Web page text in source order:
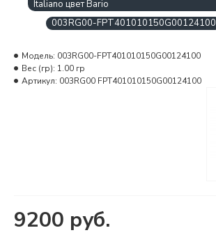
Italiano цвет Bario
003RG00-FPT401010150G00124100
9200 руб.
Модель: 003RG00-FPT401010150G00124100
Вес (гр): 1.00 гр
Артикул: 003RG00 FPT401010150G00124100